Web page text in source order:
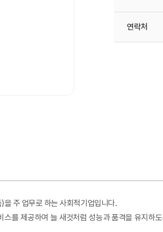
연락처
주 업무로 하는 사회적기업입니다.
를 제공하여 늘 새것처럼 성능과 품격을 유지하